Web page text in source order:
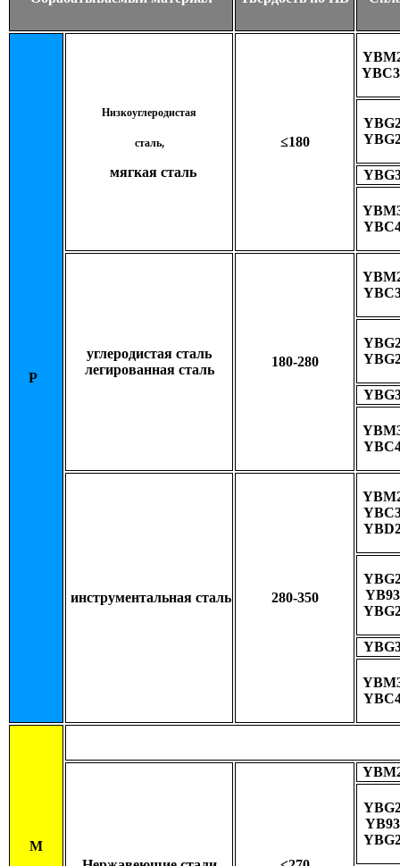
P
Низкоуглеродистая
сталь,
мягкая сталь
≤180
углеродистая сталь
легированная сталь
180-280
инструментальная сталь 280-350
M